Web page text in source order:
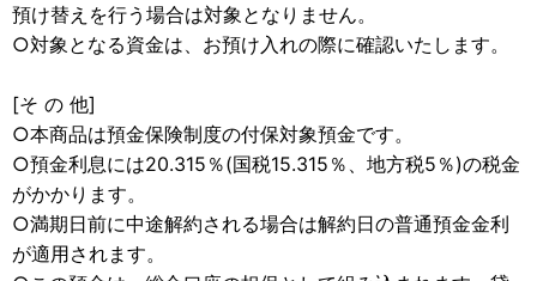
預け替えを行う場合は対象となりません。
○対象となる資金は、お預け入れの際に確認いたします。
[そ の 他]
○本商品は預金保険制度の付保対象預金です。
○預金利息には20.315％(国税15.315％、地方税5％)の税金
がかかります。
○満期日前に中途解約される場合は解約日の普通預金金利
が適用されます。